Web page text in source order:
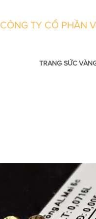
CÔNG TY CỔ PHẦN
TRANG SỨC